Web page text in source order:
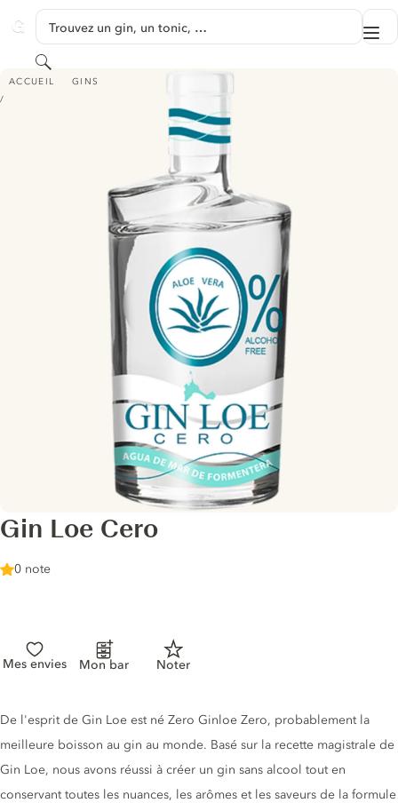
GINVENTORY
Trouvez un gin, un tonic, …
Rechercher
ACCUEIL GINS
GIN LOE CERO
Gin Loe Cero
0 note
Mes envies Mon bar Noter
Description du gin
De l'esprit de Gin Loe est né Zero Ginloe Zero, probablement la
meilleure boisson au gin au monde. Basé sur la recette magistrale de
Gin Loe, nous avons réussi à créer un gin sans alcool tout en
conservant toutes les nuances, les arômes et les saveurs de la formule